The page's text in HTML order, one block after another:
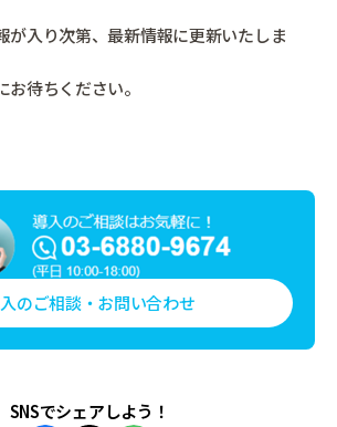
が入り次第、最新情報に更新いたしま
待ちください。
のご相談・お問い合わせ
SNSでシェアしよう！